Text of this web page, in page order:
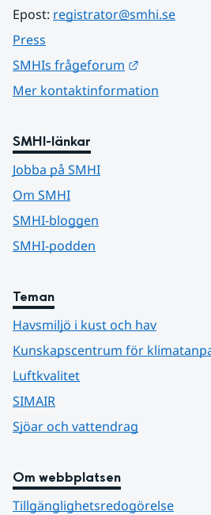
Epost: registrator@smhi.se
Press
SMHIs frågeforum
Mer kontaktinformation
SMHI-länkar
Jobba på SMHI
Om SMHI
SMHI-bloggen
SMHI-podden
Teman
Havsmiljö i kust och hav
Kunskapscentrum för
Luftkvalitet
SIMAIR
Sjöar och vattendrag
Om webbplatsen
Tillgänglighetsredogörelse